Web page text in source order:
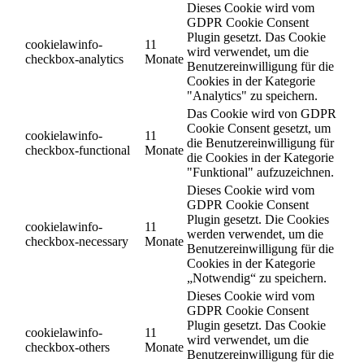
cookielawinfo-
checkbox-analytics
11
Monate
Dieses Cookie wird vom
GDPR Cookie Consent
Plugin gesetzt. Das Cookie
wird verwendet, um die
Benutzereinwilligung für die
Cookies in der Kategorie
"Analytics" zu speichern.
cookielawinfo-
checkbox-functional
11
Monate
Das Cookie wird von GDPR
Cookie Consent gesetzt, um
die Benutzereinwilligung für
die Cookies in der Kategorie
"Funktional" aufzuzeichnen.
cookielawinfo-
checkbox-necessary
11
Monate
Dieses Cookie wird vom
GDPR Cookie Consent
Plugin gesetzt. Die Cookies
werden verwendet, um die
Benutzereinwilligung für die
Cookies in der Kategorie
„Notwendig“ zu speichern.
cookielawinfo-
checkbox-others
11
Monate
Dieses Cookie wird vom
GDPR Cookie Consent
Plugin gesetzt. Das Cookie
wird verwendet, um die
Benutzereinwilligung für die